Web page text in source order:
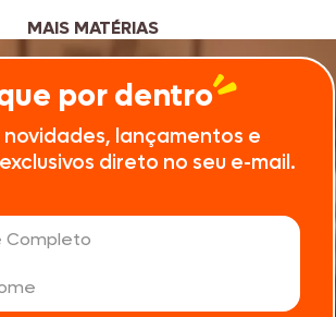
MAIS MATÉRIAS
por dentro
novidades, lançamentos e
direto no seu e-mail.
Completo